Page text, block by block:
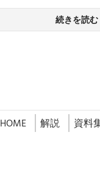
続きを読む
HOME 解説 資料